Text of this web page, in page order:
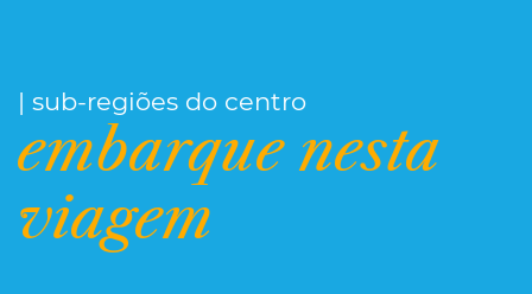
| sub-regiões do centro
embarque nesta
viagem